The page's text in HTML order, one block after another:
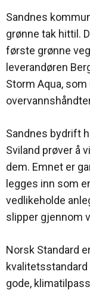
Sandnes
grønne tak hittil.
første grønne
leverandøren
Storm Aqua,
Sandnes bydrift
Sviland prøver å
dem. Emnet er
legges inn som
vedlikeholde
slipper gjennom
Norsk Standard
kvalitetsstandard
gode,